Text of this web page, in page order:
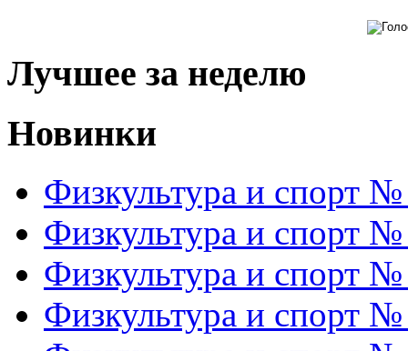
Лучшее за неделю
Новинки
Физкультура и спорт
Физкультура и спорт
Физкультура и спорт
Физкультура и спорт